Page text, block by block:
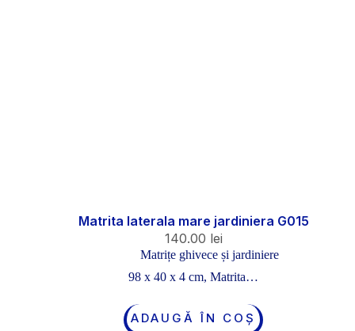
Matrita laterala mare jardiniera G015
140.00 lei
Matrițe ghivece și jardiniere
98 x 40 x 4 cm, Matrita…
ADAUGĂ ÎN COȘ